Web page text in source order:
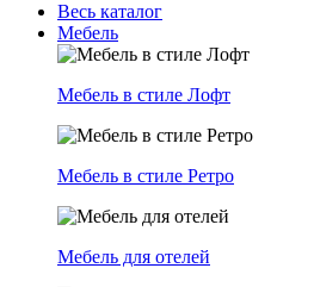
Весь каталог
Мебель
Мебель в стиле Лофт
Мебель в стиле Ретро
Мебель для отелей